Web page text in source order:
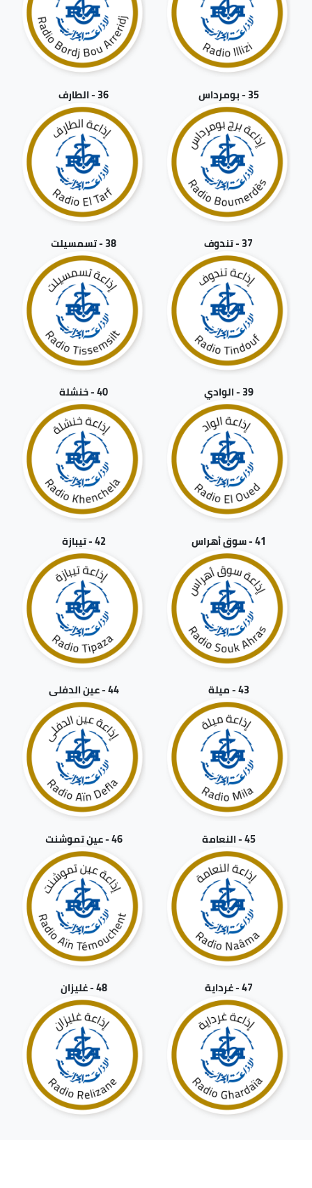
35 - بومرداس 36 - الطارف
37 - تندوف 38 - تسمسيلت
39 - الوادي 40 - خنشلة
41 - سوق أهراس 42 - تيبازة
43 - ميلة 44 - عين الدفلى
45 - النعامة 46 - عين تموشنت
47 - غرداية 48 - غليزان